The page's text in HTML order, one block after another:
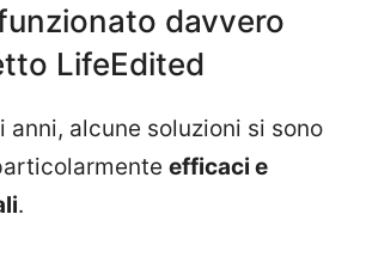
davvero
LifeEdited
anni, alcune soluzioni si sono
efficaci e
.